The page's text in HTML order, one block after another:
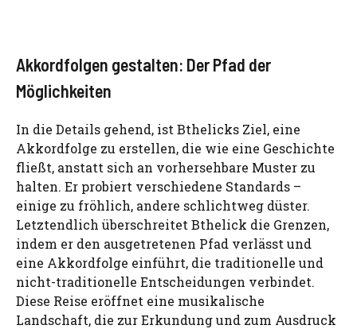
Akkordfolgen gestalten: Der Pfad der
Möglichkeiten
In die Details gehend, ist Bthelicks Ziel, eine
Akkordfolge zu erstellen, die wie eine Geschichte
fließt, anstatt sich an vorhersehbare Muster zu
halten. Er probiert verschiedene Standards –
einige zu fröhlich, andere schlichtweg düster.
Letztendlich überschreitet Bthelick die Grenzen,
indem er den ausgetretenen Pfad verlässt und
eine Akkordfolge einführt, die traditionelle und
nicht-traditionelle Entscheidungen verbindet.
Diese Reise eröffnet eine musikalische
Landschaft, die zur Erkundung und zum Ausdruck